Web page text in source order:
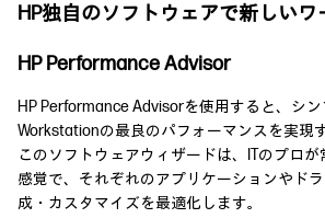
HP独自のソフトウェアで新しい
HP Performance Advisor
HP Performance Advisorを使用すると、シ
Workstationの最良のパフォーマンスを実現
このソフトウェアウィザードは、ITのプロ
感覚で、それぞれのアプリケーションやド
成・カスタマイズを最適化します。